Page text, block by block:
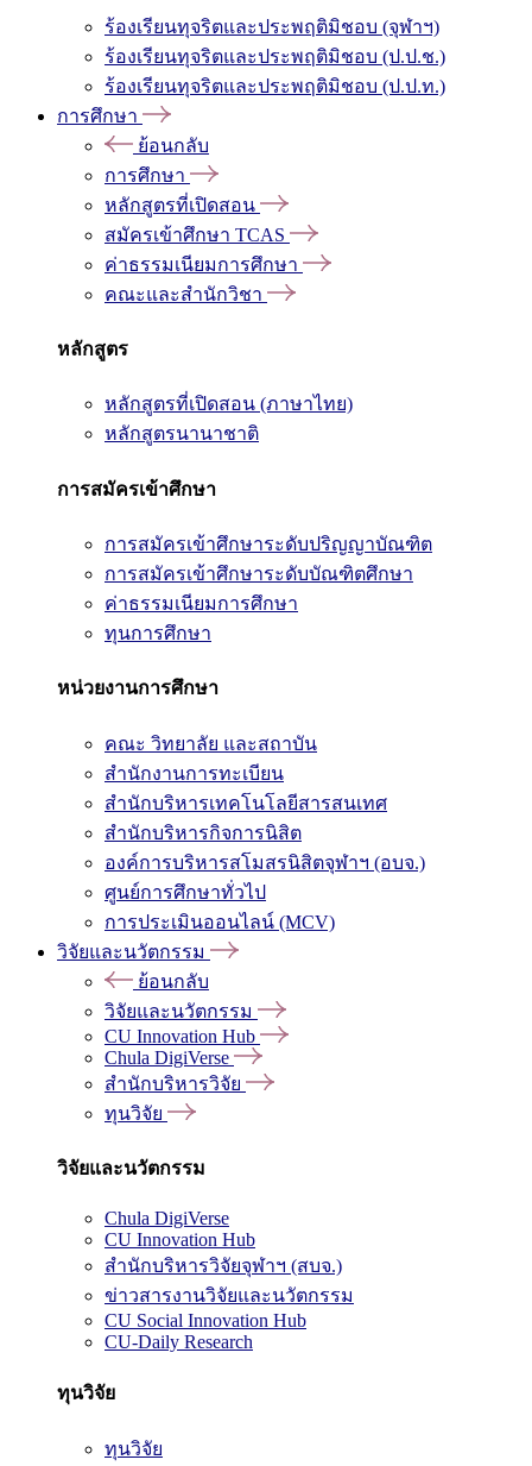
ร้องเรียนทุจริตและประพฤติมิชอบ (จุฬาฯ)
ร้องเรียนทุจริตและประพฤติมิชอบ (ป.ป.ช.)
ร้องเรียนทุจริตและประพฤติมิชอบ (ป.ป.ท.)
การศึกษา
ย้อนกลับ
การศึกษา
หลักสูตรที่เปิดสอน
สมัครเข้าศึกษา TCAS
ค่าธรรมเนียมการศึกษา
คณะและสำนักวิชา
หลักสูตร
หลักสูตรที่เปิดสอน (ภาษาไทย)
หลักสูตรนานาชาติ
การสมัครเข้าศึกษา
การสมัครเข้าศึกษาระดับปริญญาบัณฑิต
การสมัครเข้าศึกษาระดับบัณฑิตศึกษา
ค่าธรรมเนียมการศึกษา
ทุนการศึกษา
หน่วยงานการศึกษา
คณะ วิทยาลัย และสถาบัน
สำนักงานการทะเบียน
สำนักบริหารเทคโนโลยีสารสนเทศ
สำนักบริหารกิจการนิสิต
องค์การบริหารสโมสรนิสิตจุฬาฯ (อบจ.)
ศูนย์การศึกษาทั่วไป
การประเมินออนไลน์ (MCV)
วิจัยและนวัตกรรม
ย้อนกลับ
วิจัยและนวัตกรรม
CU Innovation Hub
Chula DigiVerse
สำนักบริหารวิจัย
ทุนวิจัย
วิจัยและนวัตกรรม
Chula DigiVerse
CU Innovation Hub
สำนักบริหารวิจัยจุฬาฯ (สบจ.)
ข่าวสารงานวิจัยและนวัตกรรม
CU Social Innovation Hub
CU-Daily Research
ทุนวิจัย
ทุนวิจัย